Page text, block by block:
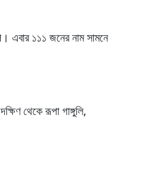
এবার ১১১ জনের নাম সামনে
থেকে রূপা গাঙ্গুলি,